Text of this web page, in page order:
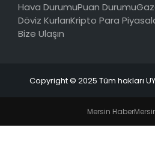
Hava DurumuPuan Durumu
Döviz KurlarıKripto Para
Bize Ulaşın
Copyright © 2025 Tüm hakları
Mersin Haber